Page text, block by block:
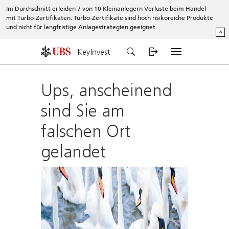
Im Durchschnitt erleiden 7 von 10 Kleinanlegern Verluste beim Handel
mit Turbo-Zertifikaten. Turbo-Zertifikate sind hoch risikoreiche Produkte
und nicht für langfristige Anlagestrategien geeignet.
^
KeyInvest
Ups, anscheinend
sind Sie am
falschen Ort
gelandet